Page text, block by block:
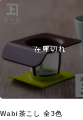
在庫切れ
Wabi茶こし 全3色